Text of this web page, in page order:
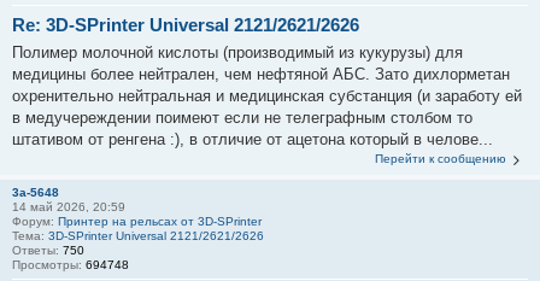
Re: 3D-SPrinter Universal 2121/2621/2626
Полимер молочной кислоты (производимый из кукурузы) для
медицины более нейтрален, чем нефтяной АБС. Зато дихлорметан
охренительно нейтральная и медицинская субстанция (и заработу ей
в медучереждении поимеют если не телеграфным столбом то
штативом от ренгена :), в отличие от ацетона который в челове...
Перейти к сообщению
3a-5648
14 май 2026, 20:59
Форум: Принтер на рельсах от 3D-SPrinter
Тема: 3D-SPrinter Universal 2121/2621/2626
Ответы: 750
Просмотры: 694748